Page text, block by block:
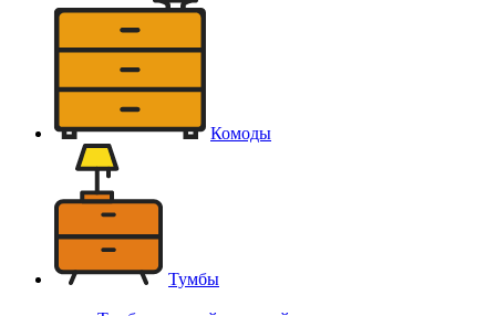
Комоды
Тумбы